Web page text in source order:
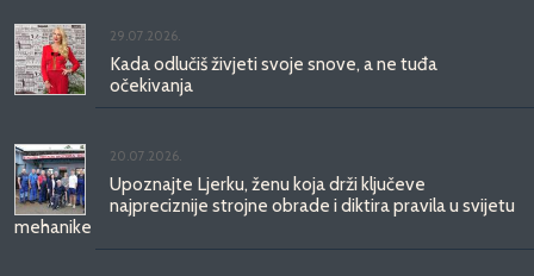
29.07.2026.
Kada odlučiš živjeti svoje snove, a ne tuđa
očekivanja
20.07.2026.
Upoznajte Ljerku, ženu koja drži ključeve
najpreciznije strojne obrade i diktira pravila u svijetu
mehanike